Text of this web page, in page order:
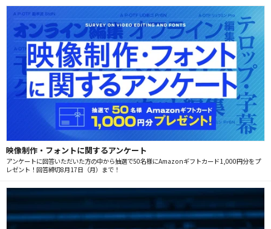
映像制作・フォントに関するアンケート
アンケートに回答いただいた方の中から抽選で50名様にAmazonギフトカード1,000円分をプ
レゼント！回答締切8月17日（月）まで！